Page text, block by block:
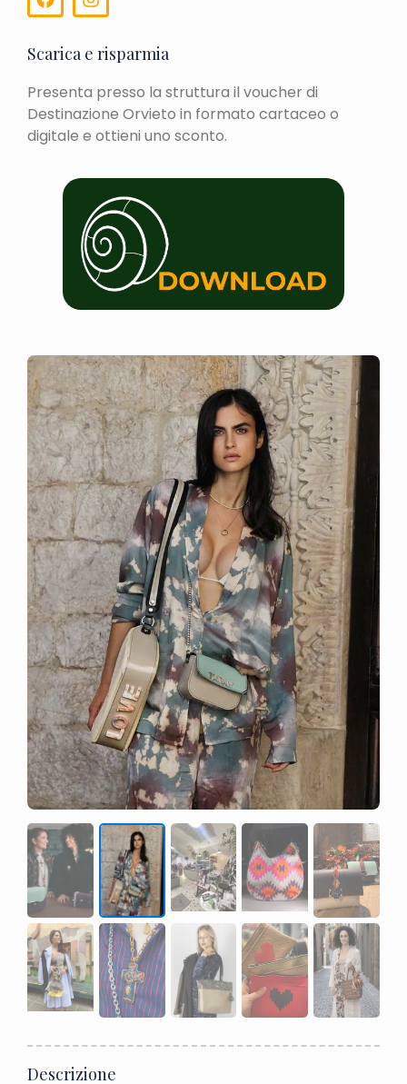
Descrizione
Scarica e risparmia
Presenta presso la struttura il voucher di
Destinazione Orvieto in formato cartaceo o
digitale e ottieni uno sconto.